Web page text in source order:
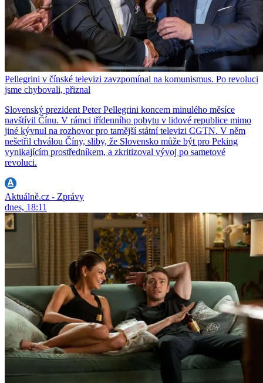
Pellegrini v čínské televizi zavzpomínal na komunismus. Po revoluci
jsme chybovali, přiznal
Slovenský prezident Peter Pellegrini koncem minulého měsíce
navštívil Čínu. V rámci třídenního pobytu v lidové republice mimo
jiné kývnul na rozhovor pro tamější státní televizi CGTN. V něm
nešetřil chválou Číny, sliby, že Slovensko může být pro Peking
vynikajícím prostředníkem, a zkritizoval vývoj po sametové
revoluci.
Aktuálně.cz - Zprávy
dnes, 18:11